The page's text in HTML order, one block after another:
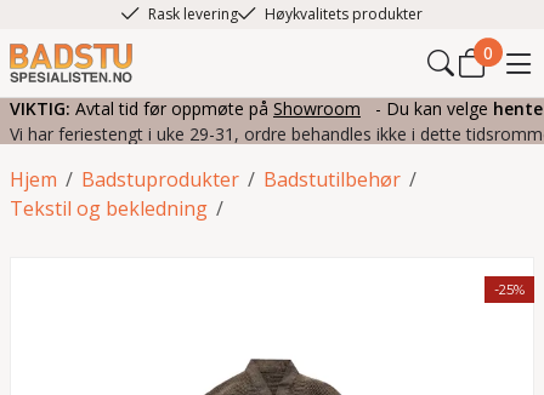
Rask levering Høykvalitets produkter
0
VIKTIG: Avtal tid før oppmøte på Showroom - Du kan velge
Vi har feriestengt i uke 29-31, ordre behandles ikke i dette
/
Hjem /
Badstuprodukter /
Badstutilbehør
/
Tekstil og bekledning
-25%